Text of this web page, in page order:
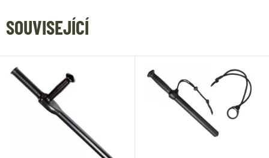
SOUVISEJÍCÍ